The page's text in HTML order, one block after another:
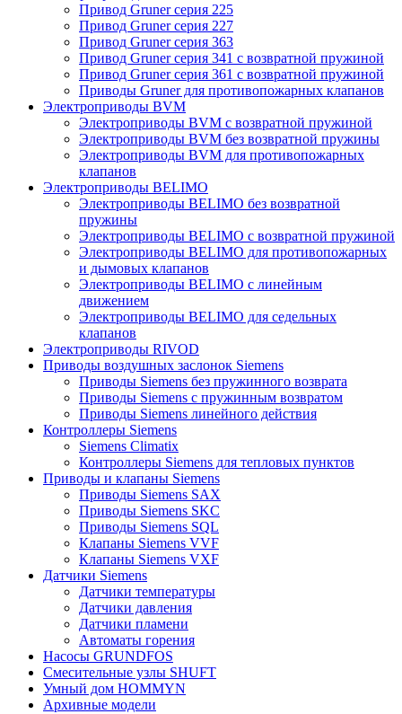
Привод Gruner серия 225
Привод Gruner серия 227
Привод Gruner серия 363
Привод Gruner серия 341 с возвратной пружиной
Привод Gruner серия 361 с возвратной пружиной
Приводы Gruner для противопожарных клапанов
Электроприводы BVM
Электроприводы BVM с возвратной пружиной
Электроприводы BVM без возвратной пружины
Электроприводы BVM для противопожарных
клапанов
Электроприводы BELIMO
Электроприводы BELIMO без возвратной
пружины
Электроприводы BELIMO с возвратной пружиной
Электроприводы BELIMO для противопожарных
и дымовых клапанов
Электроприводы BELIMO с линейным
движением
Электроприводы BELIMO для седельных
клапанов
Электроприводы RIVOD
Приводы воздушных заслонок Siemens
Приводы Siemens без пружинного возврата
Приводы Siemens с пружинным возвратом
Приводы Siemens линейного действия
Контроллеры Siemens
Siemens Climatix
Контроллеры Siemens для тепловых пунктов
Приводы и клапаны Siemens
Приводы Siemens SAX
Приводы Siemens SKC
Приводы Siemens SQL
Клапаны Siemens VVF
Клапаны Siemens VXF
Датчики Siemens
Датчики температуры
Датчики давления
Датчики пламени
Автоматы горения
Насосы GRUNDFOS
Смесительные узлы SHUFT
Умный дом HOMMYN
Архивные модели